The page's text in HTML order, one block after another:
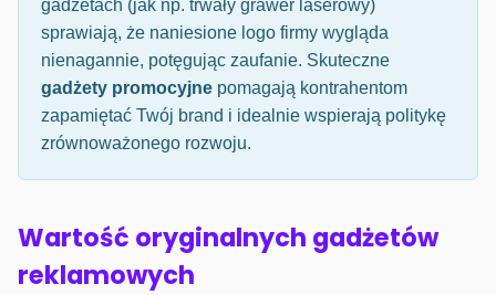
gadżetach (jak np. trwały grawer laserowy)
sprawiają, że naniesione logo firmy wygląda
nienagannie, potęgując zaufanie. Skuteczne
gadżety promocyjne pomagają kontrahentom
zapamiętać Twój brand i idealnie wspierają politykę
zrównoważonego rozwoju.
Wartość oryginalnych gadżetów
reklamowych